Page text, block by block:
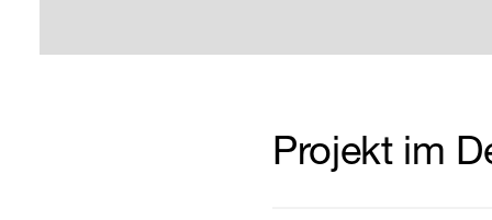
Projekt im